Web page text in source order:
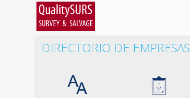
DIRECTORIO DE EMPRESAS